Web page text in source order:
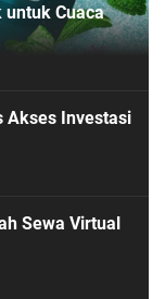
untuk Cuaca
Akses Investasi
Sewa Virtual